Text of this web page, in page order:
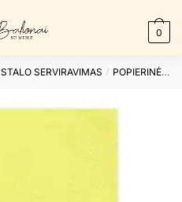
0
STALO SERVIRAVIMAS / POPIERINĖS SERVETĖLĖS